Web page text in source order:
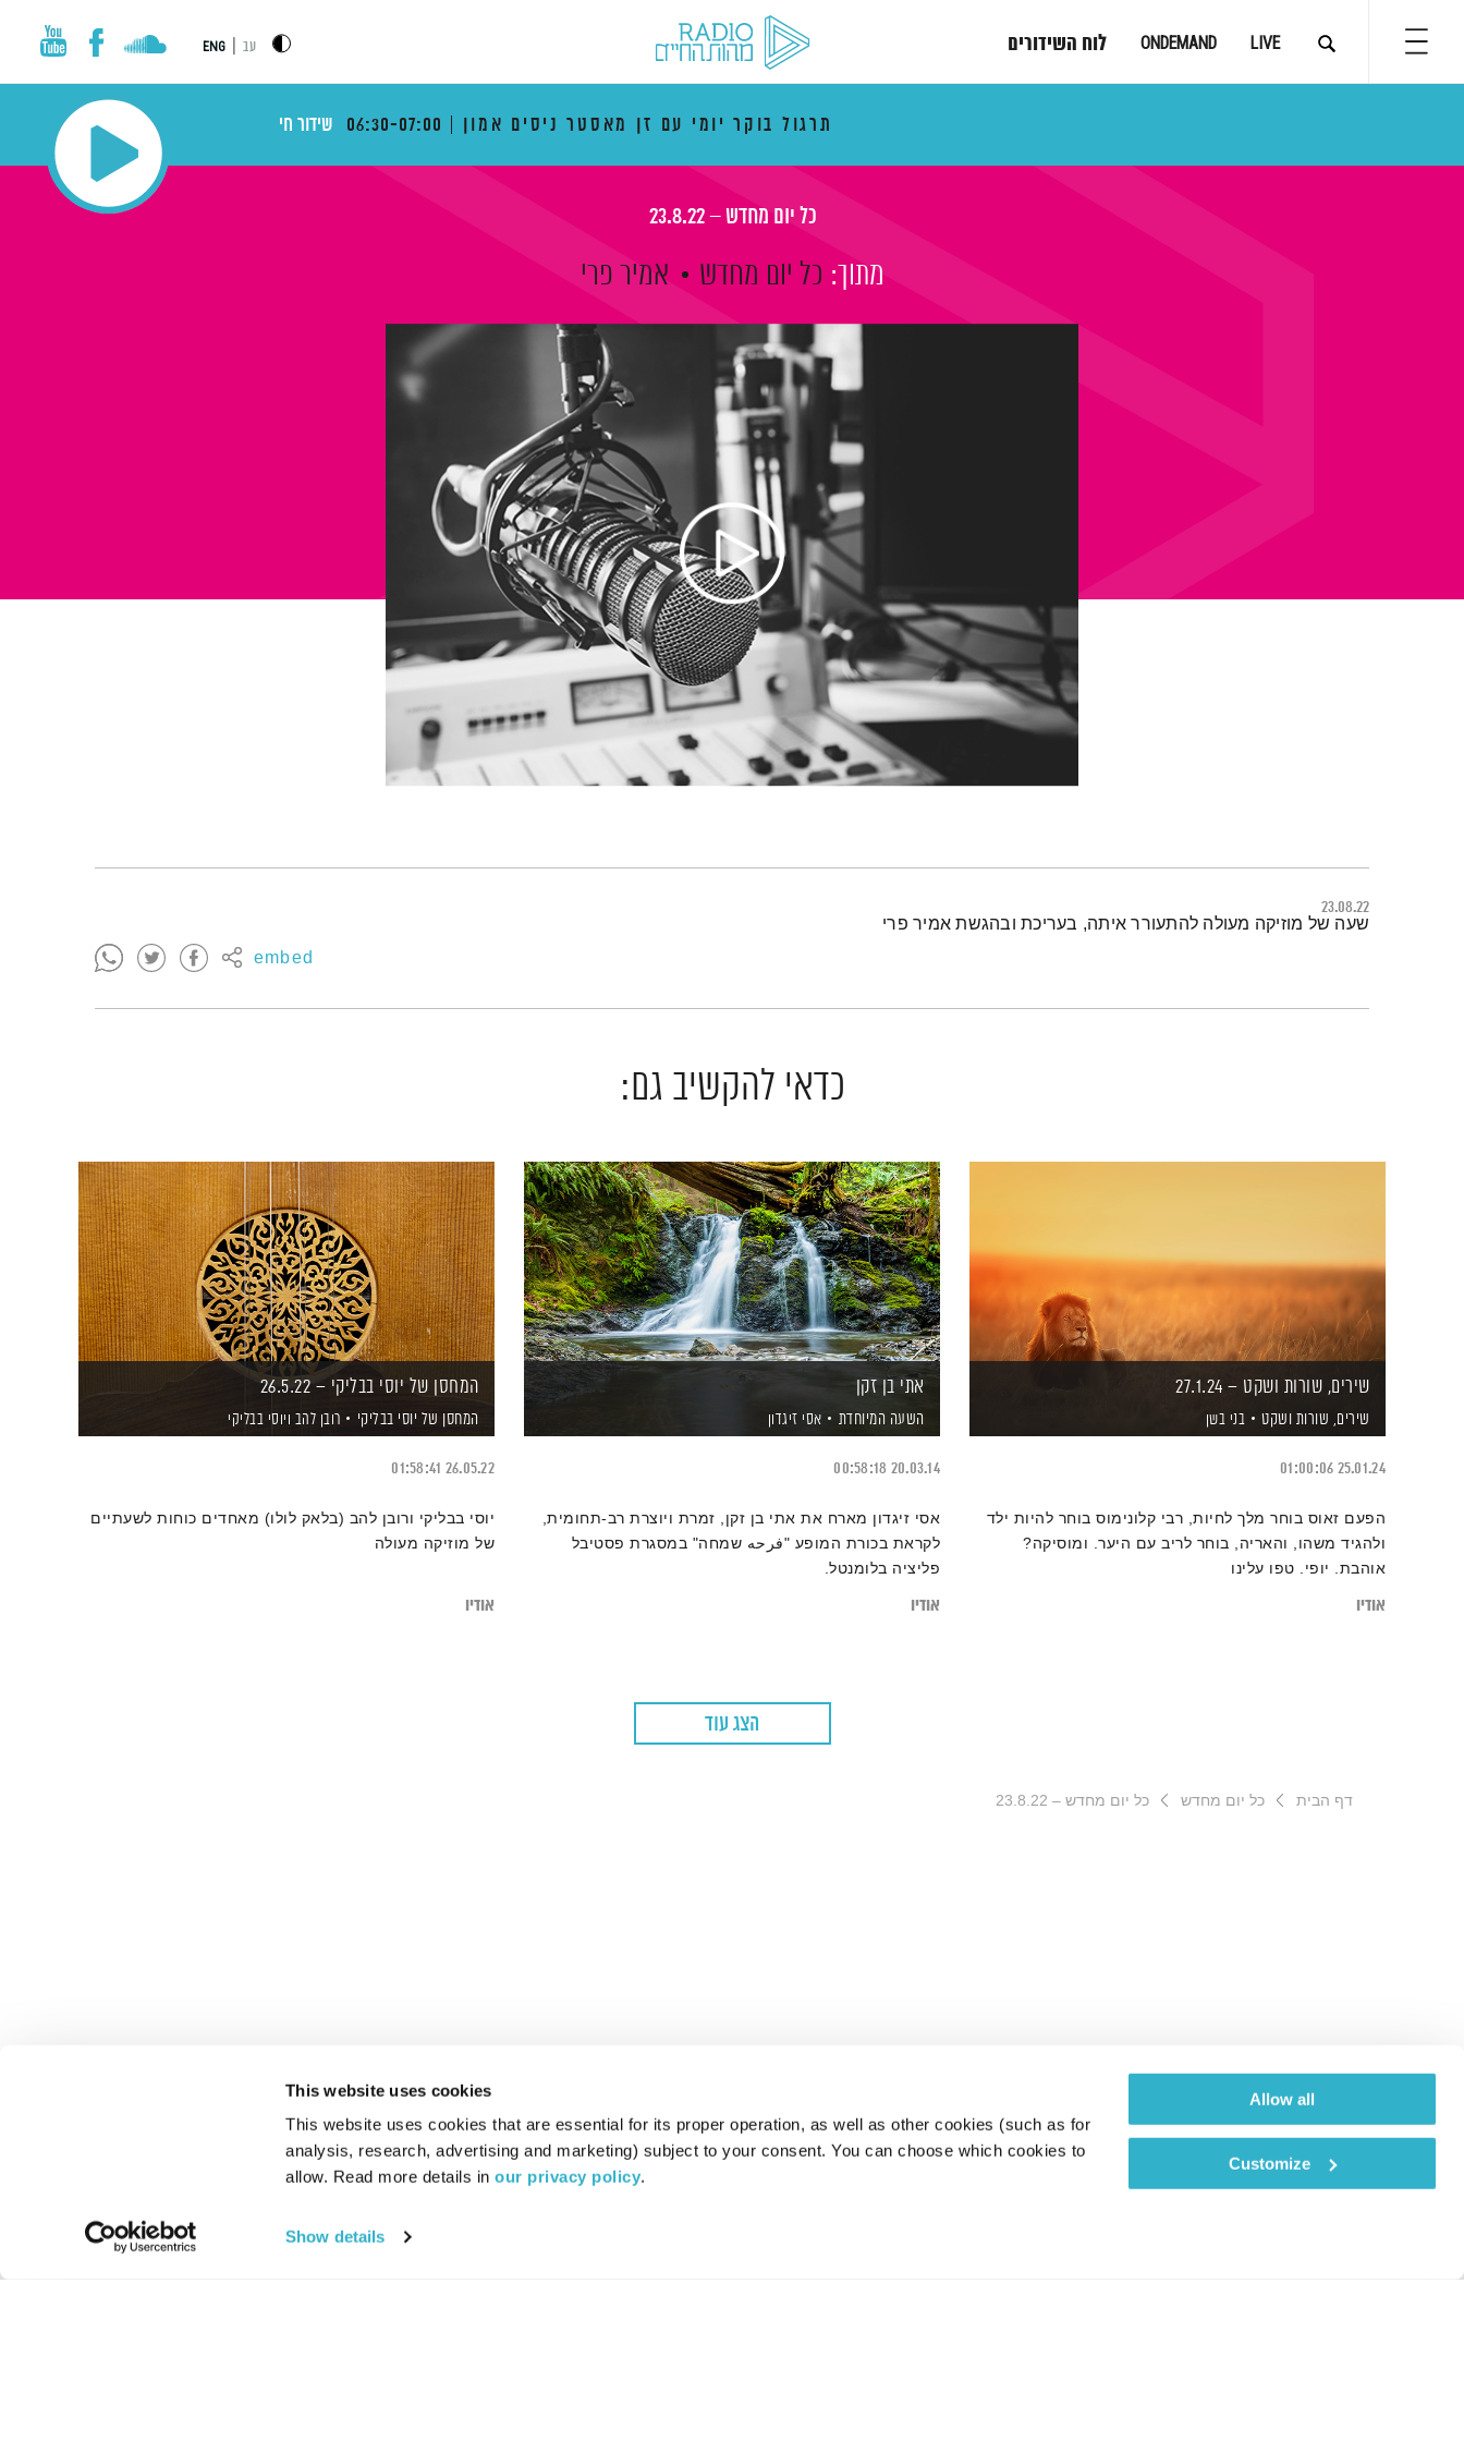
This website uses cookies
This website uses cookies that are essential for its proper operation, as well as other cookies (such as for
analysis, research, advertising and marketing) subject to your consent. You can choose which cookies to
allow. Read more details in our privacy policy.
Show details
Allow all
Customize
LIVE
ONDEMAND לוח השידורים עב ENG
תרגול בוקר יומי עם זן מאסטר ניסים אמון 06:30-07:00 שידור חי
כל יום מחדש – 23.8.22
מתוך: כל יום מחדש אמיר פרי
23.08.22
embed
תמצית הפודקאסט
שעה של מוזיקה מעולה להתעורר איתה, בעריכת ובהגשת אמיר פרי
כדאי להקשיב גם:
שירים, שורות ושקט – 27.1.24
שירים, שורות ושקט בני בשן
25.01.24
01:00:06
הפעם זאוס בוחר מלך לחיות, רבי קלונימוס בוחר להיות ילד
ולהגיד משהו, והאריה, בוחר לריב עם היער. ומוסיקה?
אוהבת. יופי. טפו עלינו
אודיו
אתי בן זקן
השעה המיוחדת אסי זיגדון
20.03.14
00:58:18
אסי זיגדון מארח את אתי בן זקן, זמרת ויוצרת רב-תחומית,
לקראת בכורת המופע "فرحه שמחה" במסגרת פסטיבל
פליציה בלומנטל.
אודיו
המחסן של יוסי בבליקי – 26.5.22
המחסן של יוסי בבליקי רובן להב ויוסי בבליקי
26.05.22
01:58:41
יוסי בבליקי ורובן להב (בלאק לולו) מאחדים כוחות לשעתיים
של מוזיקה מעולה
אודיו
הצג עוד
דף הבית כל יום מחדש כל יום מחדש – 23.8.22